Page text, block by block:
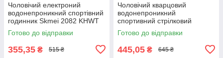
Чоловічий електроний
водонепроникний спортівний
годинник Skmei 2082 KHWT
Готово до відправки
355,35 ₴ 515 ₴
Чоловічий кварцовий
водонепроникний
спортивний стрілковий
годинник із комбінованою
індикацією Skmei 1155 BBK
Готово до відправки
445,05 ₴ 645 ₴